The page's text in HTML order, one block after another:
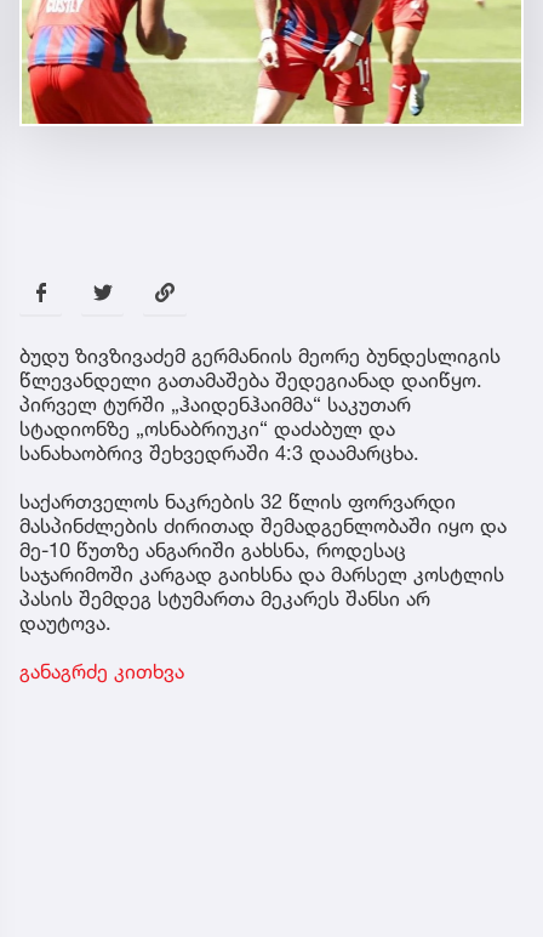
ბუდუ ზივზივაძემ გერმანიის მეორე ბუნდესლიგის
წლევანდელი გათამაშება შედეგიანად დაიწყო.
პირველ ტურში „ჰაიდენჰაიმმა“ საკუთარ
სტადიონზე „ოსნაბრიუკი“ დაძაბულ და
სანახაობრივ შეხვედრაში 4:3 დაამარცხა.
საქართველოს ნაკრების 32 წლის ფორვარდი
მასპინძლების ძირითად შემადგენლობაში იყო და
მე-10 წუთზე ანგარიში გახსნა, როდესაც
საჯარიმოში კარგად გაიხსნა და მარსელ კოსტლის
პასის შემდეგ სტუმართა მეკარეს შანსი არ
დაუტოვა.
განაგრძე კითხვა